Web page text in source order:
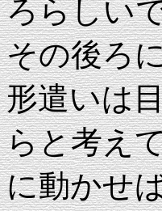
ろらしい
その後ろ
形遣いは
らと考え
に動かせ